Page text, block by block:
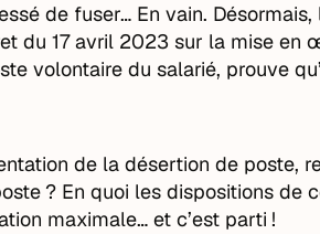
de fuser… En vain.
du 17 avril 2023 sur la mise en
volontaire du salarié, prouve
de la désertion de poste,
? En quoi les dispositions de
maximale… et c’est parti !